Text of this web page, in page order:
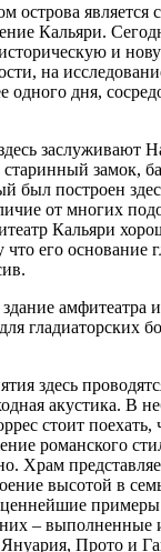
острова является
Кальяри.
и
на
одного дня,
заслуживают
замок,
был построен
от многих
Кальяри
его основание
амфитеатра
гладиаторских
здесь
акустика. В
стоит
романского
Храм
высотой в
ценнейшие
– выполненные
Прото и